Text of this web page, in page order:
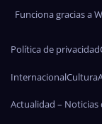
Funciona gracias a
Política de privacidad
InternacionalCultura
Actualidad – Noticias